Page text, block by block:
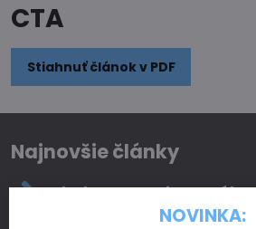
CTA
Stiahnuť článok v PDF
Najnovšie články
Ako homeopatia pomáha
NOVINKA: